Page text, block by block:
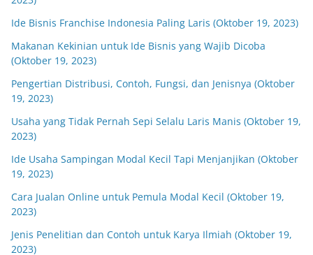
Ide Bisnis Franchise Indonesia Paling Laris (Oktober 19, 2023)
Makanan Kekinian untuk Ide Bisnis yang Wajib Dicoba
(Oktober 19, 2023)
Pengertian Distribusi, Contoh, Fungsi, dan Jenisnya (Oktober
19, 2023)
Usaha yang Tidak Pernah Sepi Selalu Laris Manis (Oktober 19,
2023)
Ide Usaha Sampingan Modal Kecil Tapi Menjanjikan (Oktober
19, 2023)
Cara Jualan Online untuk Pemula Modal Kecil (Oktober 19,
2023)
Jenis Penelitian dan Contoh untuk Karya Ilmiah (Oktober 19,
2023)